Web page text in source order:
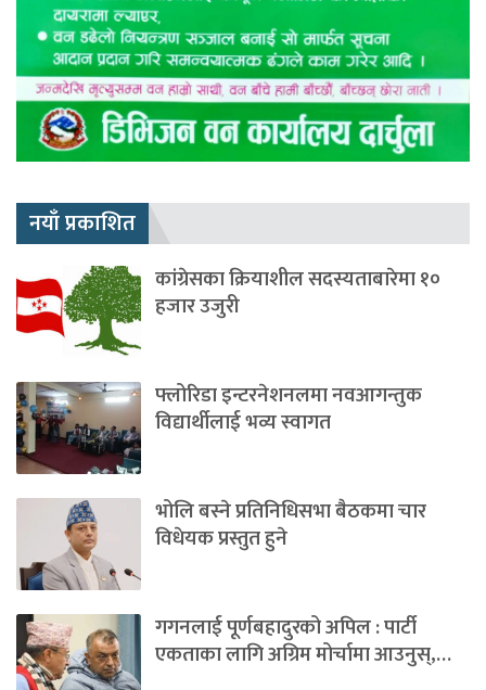
नयाँ प्रकाशित
कांग्रेसका क्रियाशील सदस्यताबारेमा १०
हजार उजुरी
फ्लोरिडा इन्टरनेशनलमा नवआगन्तुक
विद्यार्थीलाई भव्य स्वागत
भोलि बस्ने प्रतिनिधिसभा बैठकमा चार
विधेयक प्रस्तुत हुने
गगनलाई पूर्णबहादुरको अपिल : पार्टी
एकताका लागि अग्रिम मोर्चामा आउनुस्,…